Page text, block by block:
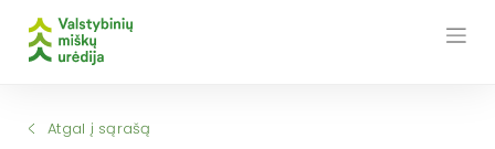
Atgal į sąrašą